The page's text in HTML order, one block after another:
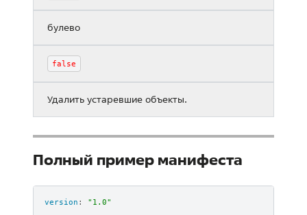
булево
false
Удалить устаревшие объекты.
Полный пример манифеста
version :
"1.0"